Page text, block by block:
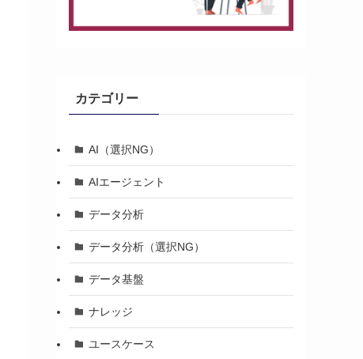
カテゴリー
AI（選択NG）
AIエージェント
データ分析
データ分析（選択NG）
データ基盤
ナレッジ
ユースケース